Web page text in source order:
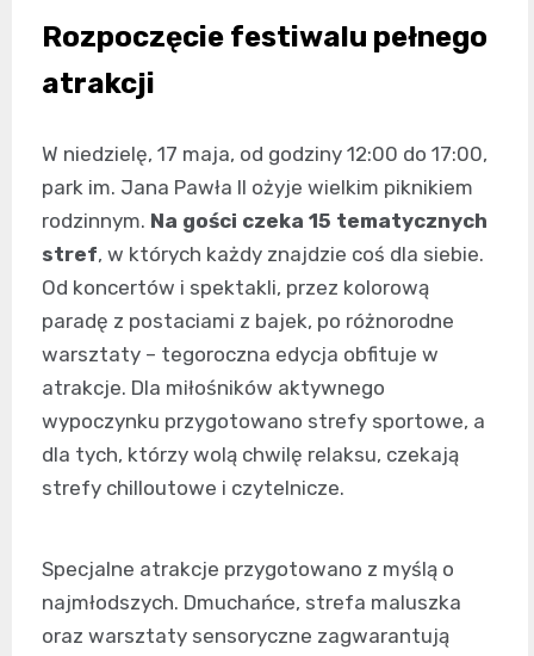
Rozpoczęcie festiwalu pełnego
atrakcji
W niedzielę, 17 maja, od godziny 12:00 do 17:00,
park im. Jana Pawła II ożyje wielkim piknikiem
rodzinnym. Na gości czeka 15 tematycznych
stref, w których każdy znajdzie coś dla siebie.
Od koncertów i spektakli, przez kolorową
paradę z postaciami z bajek, po różnorodne
warsztaty – tegoroczna edycja obfituje w
atrakcje. Dla miłośników aktywnego
wypoczynku przygotowano strefy sportowe, a
dla tych, którzy wolą chwilę relaksu, czekają
strefy chilloutowe i czytelnicze.
Specjalne atrakcje przygotowano z myślą o
najmłodszych. Dmuchańce, strefa maluszka
oraz warsztaty sensoryczne zagwarantują